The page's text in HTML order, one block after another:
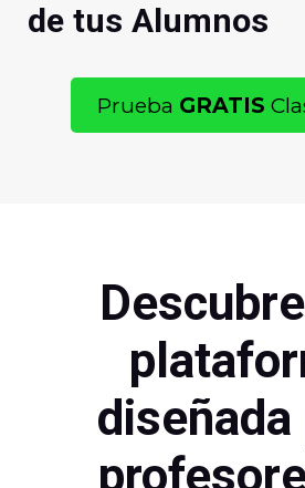
de tus Alumnos
Prueba GRATIS
diseñada